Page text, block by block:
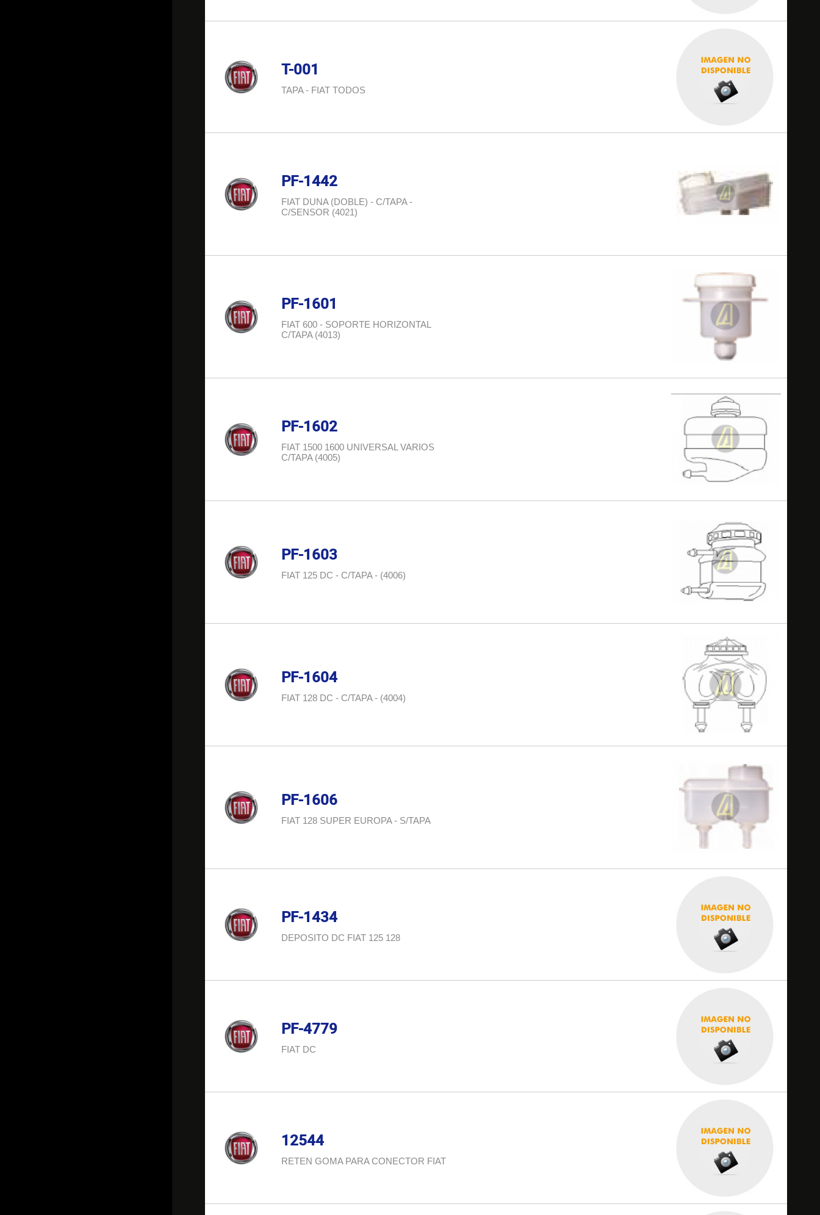
T-001
TAPA - FIAT TODOS
PF-1442
FIAT DUNA (DOBLE) - C/TAPA -
C/SENSOR (4021)
PF-1601
FIAT 600 - SOPORTE HORIZONTAL
C/TAPA (4013)
PF-1602
FIAT 1500 1600 UNIVERSAL VARIOS
C/TAPA (4005)
PF-1603
FIAT 125 DC - C/TAPA - (4006)
PF-1604
FIAT 128 DC - C/TAPA - (4004)
PF-1606
FIAT 128 SUPER EUROPA - S/TAPA
PF-1434
DEPOSITO DC FIAT 125 128
PF-4779
FIAT DC
12544
RETEN GOMA PARA CONECTOR FIAT